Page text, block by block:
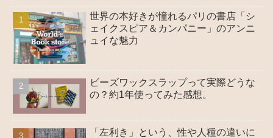
世界の本好きが憧れるパリの書店「シ
ェイクスピア＆カンパニー」のアンニ
ュイな魅力
ビーズワックスラップって実際どうな
の？約1年使ってみた感想。
「左利き」という、性や人種の違いに